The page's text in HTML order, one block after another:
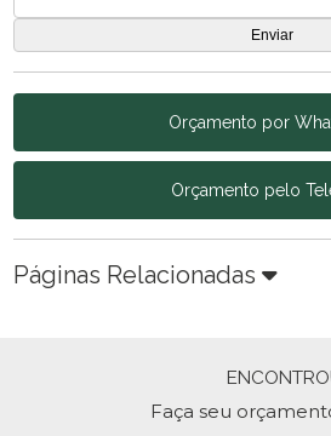
Orçamento por
Orçamento pelo
Páginas Relacionadas
Faça seu